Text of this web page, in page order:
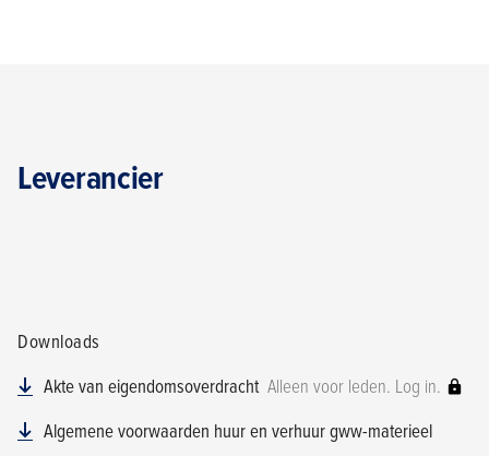
Leverancier
Downloads
Akte van eigendomsoverdracht Alleen voor leden. Log in.
Algemene voorwaarden huur en verhuur gww-materieel